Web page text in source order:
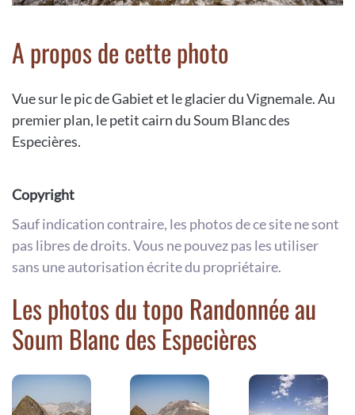
A propos de cette photo
Vue sur le pic de Gabiet et le glacier du Vignemale. Au
premier plan, le petit cairn du Soum Blanc des
Especières.
Copyright
Sauf indication contraire, les photos de ce site ne sont
pas libres de droits. Vous ne pouvez pas les utiliser
sans une autorisation écrite du propriétaire.
Les photos du topo Randonnée au
Soum Blanc des Especières